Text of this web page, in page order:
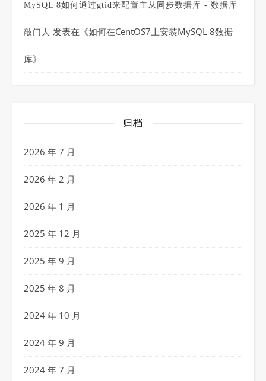
MySQL 8如何通过gtid来配置主从同步数据库 - 数据库
敲门人 发表在《如何在CentOS7上安装MySQL 8数据
库》
归档
2026 年 7 月
2026 年 2 月
2026 年 1 月
2025 年 12 月
2025 年 9 月
2025 年 8 月
2024 年 10 月
2024 年 9 月
2024 年 7 月